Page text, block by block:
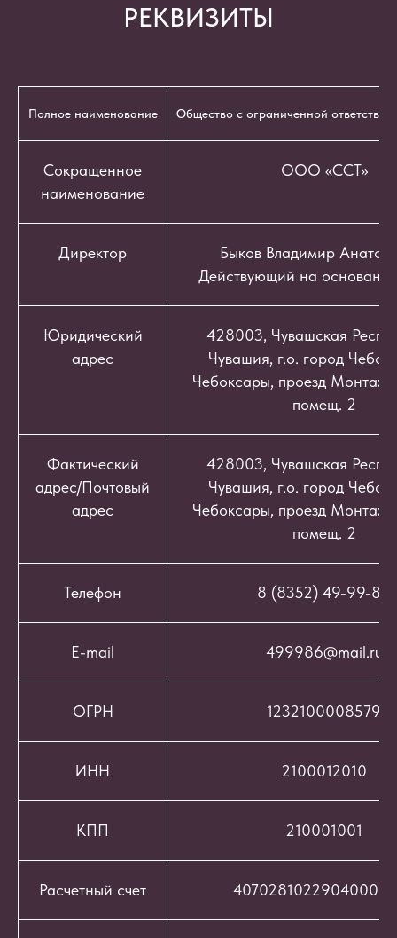
РЕКВИЗИТЫ
Полное наименование Общество с ограниченной
Сокращенное
наименование
ООО «ССТ»
Директор
Быков Владимир
Действующий на
Юридический
адрес
428003, Чувашская
Чувашия, г.о. город
Чебоксары, проезд
помещ. 2
Фактический
адрес/Почтовый
адрес
428003, Чувашская
Чувашия, г.о. город
Чебоксары, проезд
помещ. 2
Телефон 8 (8352) 49-99-86
E-mail 499986@mail.ru
ОГРН 1232100008579
ИНН 2100012010
КПП 210001001
Расчетный счет